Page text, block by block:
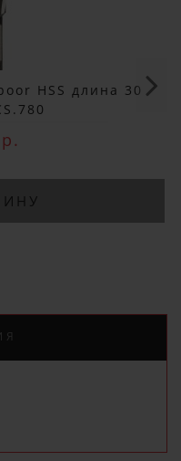
бонусы.
оплату
HSS длина 30